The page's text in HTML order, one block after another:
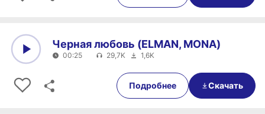
00:25
Черная любовь (ELMAN, MONA)
00:25 29,7K 1,6K
Подробнее Скачать